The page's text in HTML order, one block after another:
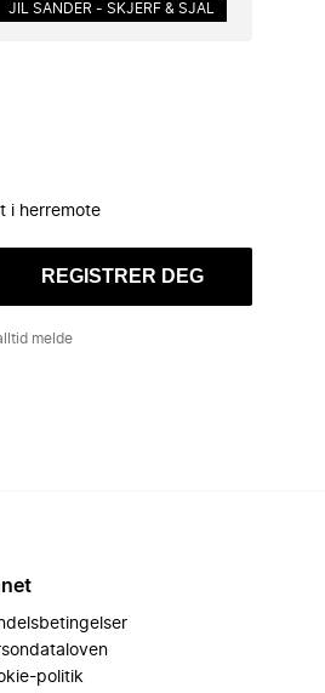
JIL SANDER - SKJERF & SJAL
i herremote
REGISTRER DEG
melde
politik